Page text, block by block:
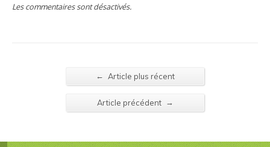
Les commentaires sont désactivés.
← Article plus récent
Article précédent →